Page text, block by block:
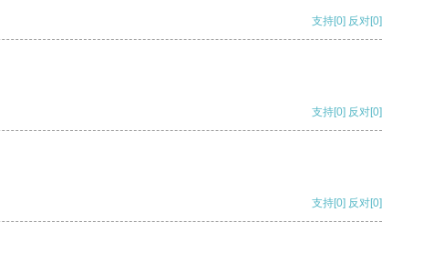
支持[0] 反对[0]
支持[0] 反对[0]
支持[0] 反对[0]